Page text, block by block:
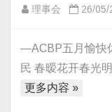
理事会 26/05/
—ACBP五月愉快
民 春暧花开春光
更多内容 »